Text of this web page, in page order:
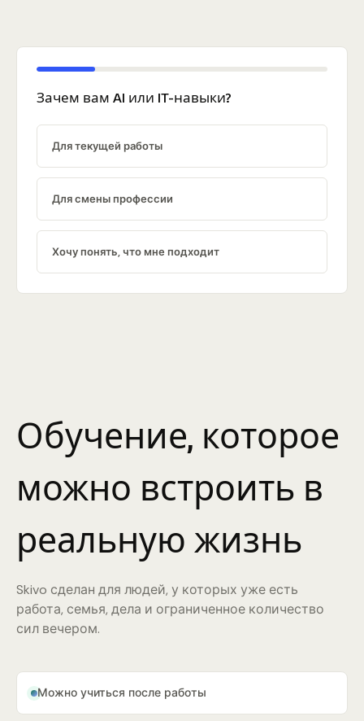
Зачем вам AI или IT-навыки?
Для текущей работы
Для смены профессии
Хочу понять, что мне подходит
Обучение, которое
можно встроить в
реальную жизнь
Skivo сделан для людей, у которых уже есть
работа, семья, дела и ограниченное количество
сил вечером.
Можно учиться после работы